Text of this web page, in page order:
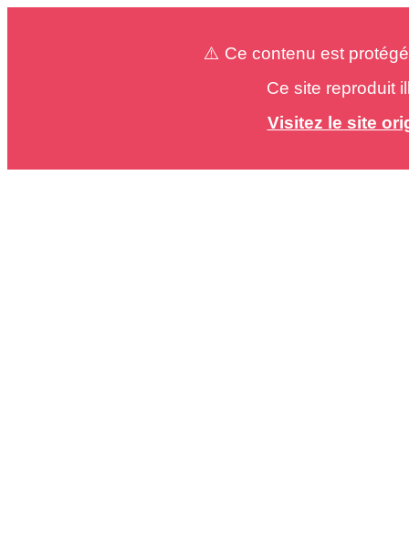
⚠️ Ce contenu est
Ce site reproduit
Visitez le site